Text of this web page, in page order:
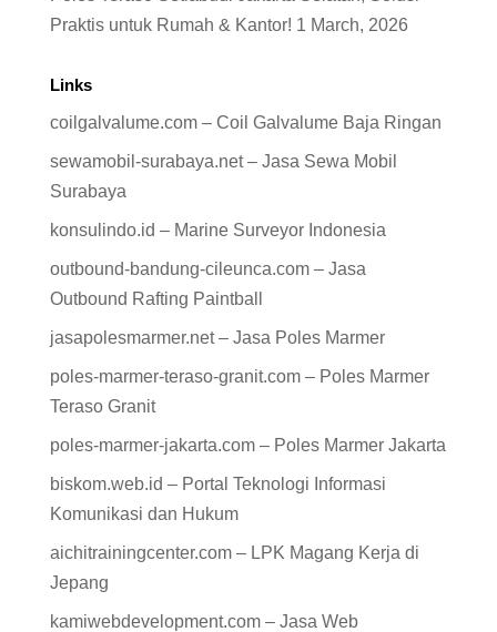
Praktis untuk Rumah & Kantor! 1 March, 2026
Links
coilgalvalume.com – Coil Galvalume Baja Ringan
sewamobil-surabaya.net – Jasa Sewa Mobil
Surabaya
konsulindo.id – Marine Surveyor Indonesia
outbound-bandung-cileunca.com – Jasa
Outbound Rafting Paintball
jasapolesmarmer.net – Jasa Poles Marmer
poles-marmer-teraso-granit.com – Poles Marmer
Teraso Granit
poles-marmer-jakarta.com – Poles Marmer Jakarta
biskom.web.id – Portal Teknologi Informasi
Komunikasi dan Hukum
aichitrainingcenter.com – LPK Magang Kerja di
Jepang
kamiwebdevelopment.com – Jasa Web